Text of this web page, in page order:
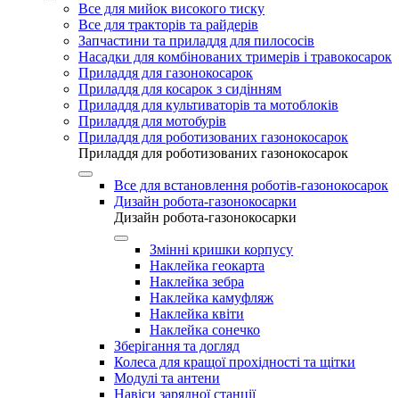
Все для мийок високого тиску
Все для тракторів та райдерів
Запчастини та приладдя для пилососів
Насадки для комбінованих тримерів і травокосарок
Приладдя для газонокосарок
Приладдя для косарок з сидінням
Приладдя для культиваторів та мотоблоків
Приладдя для мотобурів
Приладдя для роботизованих газонокосарок
Приладдя для роботизованих газонокосарок
Все для встановлення роботів-газонокосарок
Дизайн робота-газонокосарки
Дизайн робота-газонокосарки
Змінні кришки корпусу
Наклейка геокарта
Наклейка зебра
Наклейка камуфляж
Наклейка квіти
Наклейка сонечко
Зберігання та догляд
Колеса для кращої прохідності та щітки
Модулі та антени
Навіси зарядної станції